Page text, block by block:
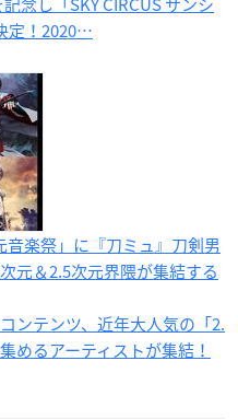
定！2020…
楽祭」に『刀ミュ』刀剣男
元＆2.5次元界隈が集結する
ンテンツ、近年大人気の「2.
めるアーティストが集結！